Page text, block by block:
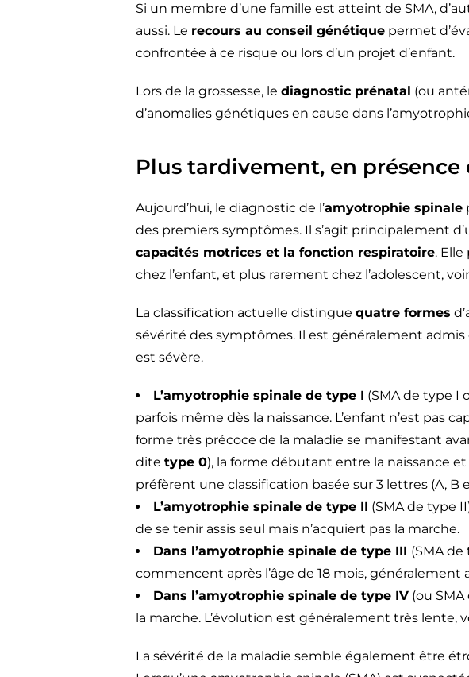
Si un membre d’une famille est atteint de SMA,
aussi. Le recours au conseil génétique permet
confrontée à ce risque ou lors d’un projet d’enfant.
Lors de la grossesse, le diagnostic prénatal (ou
d’anomalies génétiques en cause dans
Plus tardivement, en présence
Aujourd’hui, le diagnostic de l’amyotrophie spinale
des premiers symptômes. Il s’agit principalement
capacités motrices et la fonction respiratoire.
chez l’enfant, et plus rarement chez l’adolescent,
La classification actuelle distingue quatre formes
sévérité des symptômes. Il est généralement
est sévère.
L’amyotrophie spinale de type I (SMA de type I
parfois même dès la naissance. L’enfant n’est pas
forme très précoce de la maladie se manifestant
dite type 0), la forme débutant entre la naissance
préfèrent une classification basée sur 3 lettres (A, B
L’amyotrophie spinale de type II (SMA de type
de se tenir assis seul mais n’acquiert pas la marche.
Dans l’amyotrophie spinale de type III (SMA
commencent après l’âge de 18 mois,
Dans l’amyotrophie spinale de type IV (ou
la marche. L’évolution est généralement très lente,
La sévérité de la maladie semble également être